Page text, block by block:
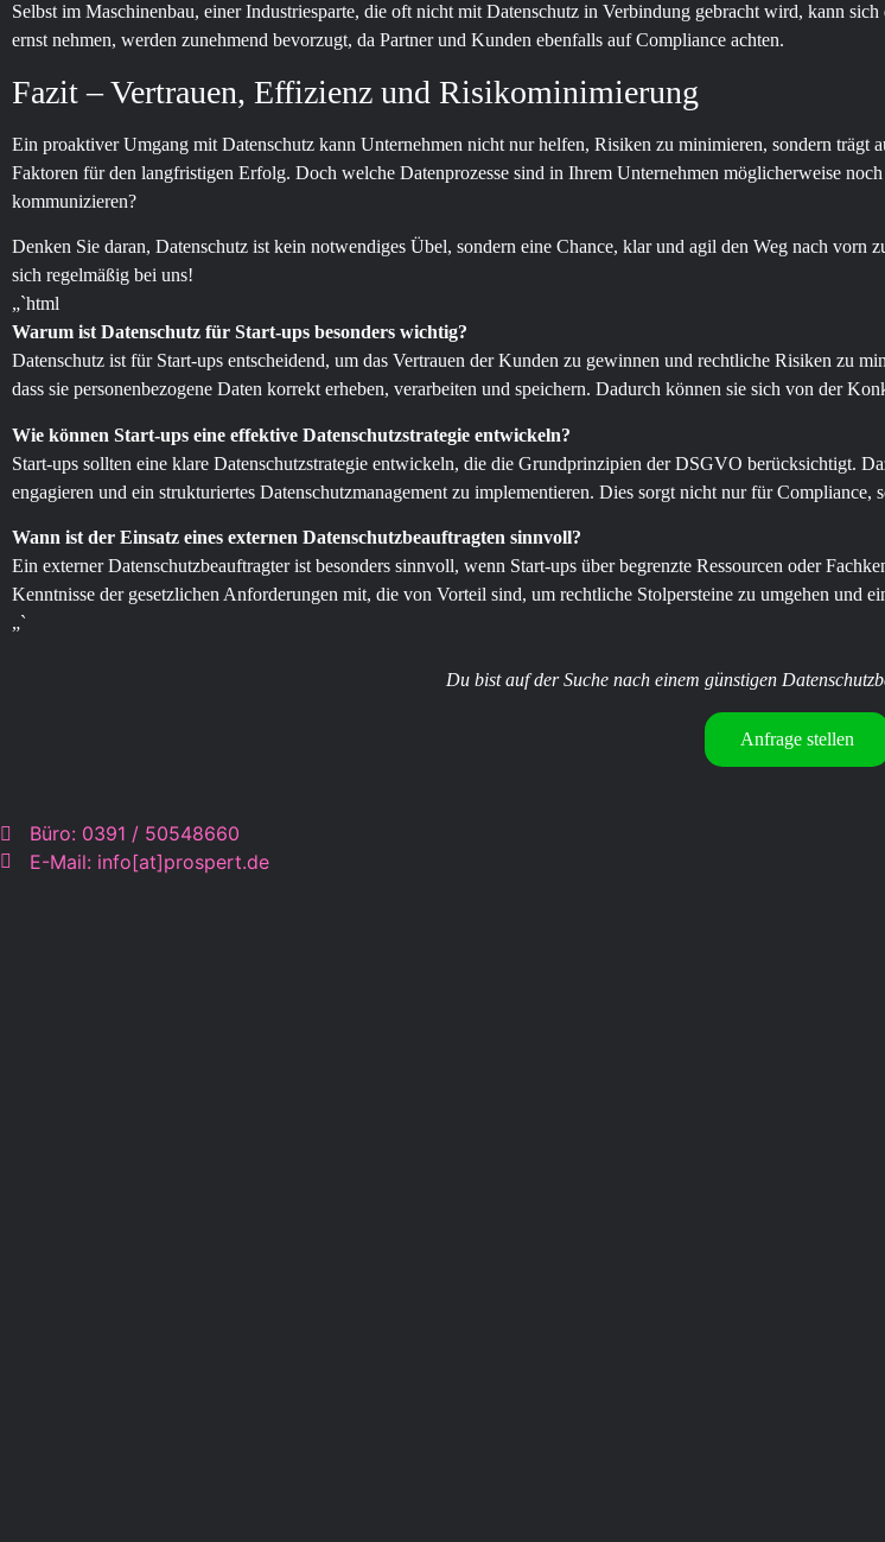
Selbst im Maschinenbau, einer Industriesparte, die oft nicht mit Datenschutz in Verbindung gebracht wird, kann
ernst nehmen, werden zunehmend bevorzugt, da Partner und Kunden ebenfalls auf Compliance achten.
Fazit – Vertrauen, Effizienz und Risikominimierung
Ein proaktiver Umgang mit Datenschutz kann Unternehmen nicht nur helfen, Risiken zu minimieren, sondern
Faktoren für den langfristigen Erfolg. Doch welche Datenprozesse sind in Ihrem Unternehmen möglicherweise
kommunizieren?
Denken Sie daran, Datenschutz ist kein notwendiges Übel, sondern eine Chance, klar und agil den Weg nach vorn
sich regelmäßig bei uns!
„`html
Warum ist Datenschutz für Start-ups besonders wichtig?
Datenschutz ist für Start-ups entscheidend, um das Vertrauen der Kunden zu gewinnen und rechtliche Risiken zu
dass sie personenbezogene Daten korrekt erheben, verarbeiten und speichern. Dadurch können sie sich von der
Wie können Start-ups eine effektive Datenschutzstrategie entwickeln?
Start-ups sollten eine klare Datenschutzstrategie entwickeln, die die Grundprinzipien der DSGVO berücksichtigt.
engagieren und ein strukturiertes Datenschutzmanagement zu implementieren. Dies sorgt nicht nur für Compliance,
Wann ist der Einsatz eines externen Datenschutzbeauftragten sinnvoll?
Ein externer Datenschutzbeauftragter ist besonders sinnvoll, wenn Start-ups über begrenzte Ressourcen oder
Kenntnisse der gesetzlichen Anforderungen mit, die von Vorteil sind, um rechtliche Stolpersteine zu umgehen und
„`
Du bist auf der Suche nach einem günstigen
Anfrage stellen
Büro: 0391 / 50548660
E-Mail: info[at]prospert.de